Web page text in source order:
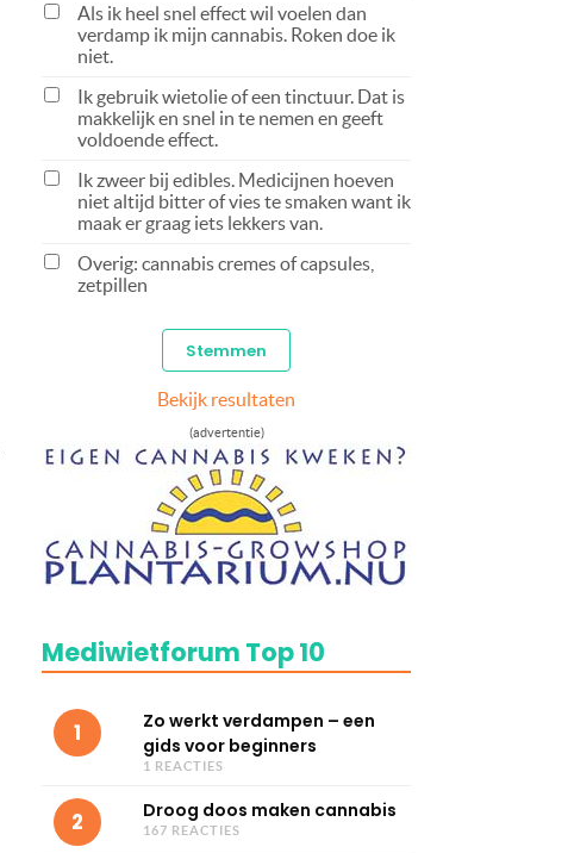
Als ik heel snel effect wil voelen dan
verdamp ik mijn cannabis. Roken doe ik
niet.
Ik gebruik wietolie of een tinctuur. Dat is
makkelijk en snel in te nemen en geeft
voldoende effect.
Ik zweer bij edibles. Medicijnen hoeven
niet altijd bitter of vies te smaken want ik
maak er graag iets lekkers van.
Overig: cannabis cremes of capsules,
zetpillen
Bekijk resultaten
(advertentie)
Mediwietforum Top 10
1
Zo werkt verdampen – een
gids voor beginners
1 REACTIES
2 Droog doos maken cannabis
167 REACTIES